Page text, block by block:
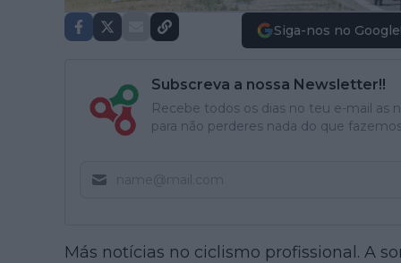
Siga-nos no Google!
Subscreva a nossa Newsletter!!
Recebe todos os dias no teu e-mail as
para não perderes nada do que
Más notícias no ciclismo profissional. A